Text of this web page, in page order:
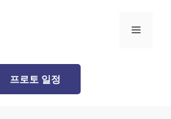
Menu
프로토 일정